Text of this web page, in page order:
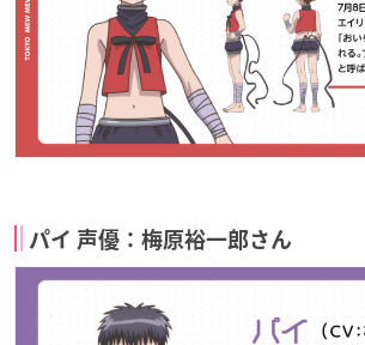
パイ 声優：梅原裕一郎さん